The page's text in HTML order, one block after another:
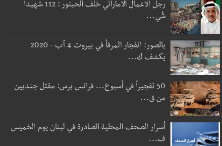
رجل الاعمال الاماراتي خلف الحبتور : 112 شهيداً
شُي...
بالصور: انفجار المرفأ في بيروت 4 آب - 2020
يكشف ك...
50 تفجيراً في أسبوع... فرانس برس: مقتل جنديين
من ق...
أسرار الصحف المحلية الصادرة في لبنان يوم الخميس
ف...